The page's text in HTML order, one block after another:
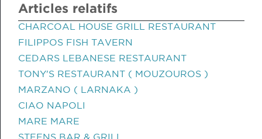
Articles relatifs
CHARCOAL HOUSE GRILL RESTAURANT
FILIPPOS FISH TAVERN
CEDARS LEBANESE RESTAURANT
TONY'S RESTAURANT ( MOUZOUROS )
MARZANO ( LARNAKA )
CIAO NAPOLI
MARE MARE
STEENS BAR & GRILL